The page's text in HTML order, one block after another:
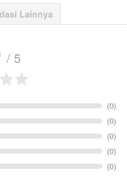
Lainnya
/ 5
(0)
(0)
(0)
(0)
(0)